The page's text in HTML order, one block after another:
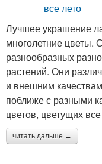
Лучшее украшение
многолетние цветы.
разнообразных
растений. Они
и внешним
поближе с разными
цветов, цветущих
читать дальше →